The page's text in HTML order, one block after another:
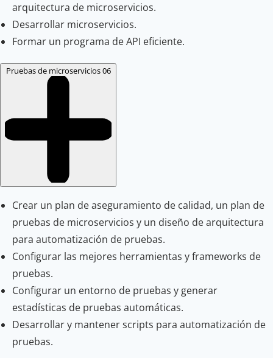
arquitectura de microservicios.
Desarrollar microservicios.
Formar un programa de API eficiente.
Pruebas de microservicios06
Crear un plan de aseguramiento de calidad, un plan de
pruebas de microservicios y un diseño de arquitectura
para automatización de pruebas.
Configurar las mejores herramientas y frameworks de
pruebas.
Configurar un entorno de pruebas y generar
estadísticas de pruebas automáticas.
Desarrollar y mantener scripts para automatización de
pruebas.